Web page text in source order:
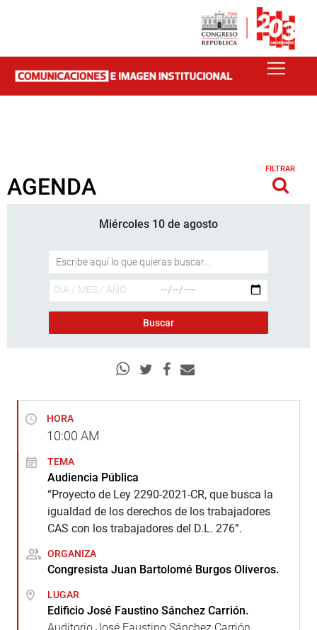
AGENDA
FILTRAR
Miércoles 10 de agosto
HORA
10:00 AM
TEMA
Audiencia Pública
“Proyecto de Ley 2290-2021-CR, que busca la
igualdad de los derechos de los trabajadores
CAS con los trabajadores del D.L. 276”.
ORGANIZA
Congresista Juan Bartolomé Burgos Oliveros.
LUGAR
Edificio José Faustino Sánchez Carrión.